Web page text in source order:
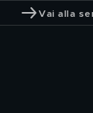
Vai alla